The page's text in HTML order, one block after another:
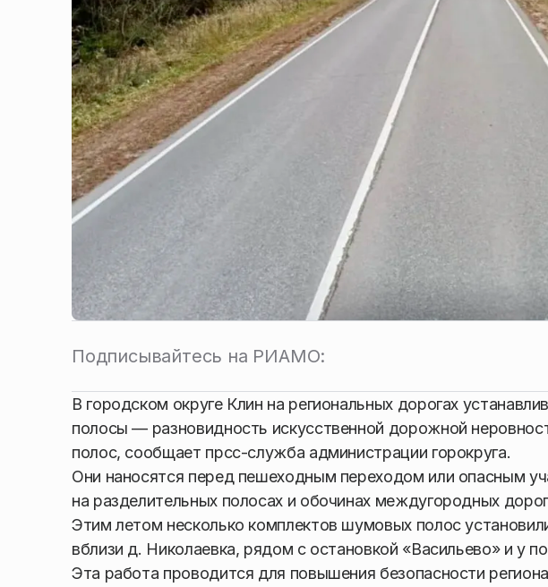
Подписывайтесь на РИАМО:
В городском округе Клин на региональных дорогах
полосы — разновидность искусственной дорожной
полос, сообщает прсс-служба администрации горокруга.
Они наносятся перед пешеходным переходом или опасным
на разделительных полосах и обочинах междугородных
Этим летом несколько комплектов шумовых полос
вблизи д. Николаевка, рядом с остановкой «Васильево» и у
Эта работа проводится для повышения безопасности